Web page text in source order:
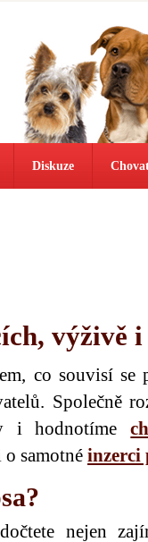
Diskuze
výživě
co souvisí se
Společně
i hodnotíme
samotné inzerci
nejen